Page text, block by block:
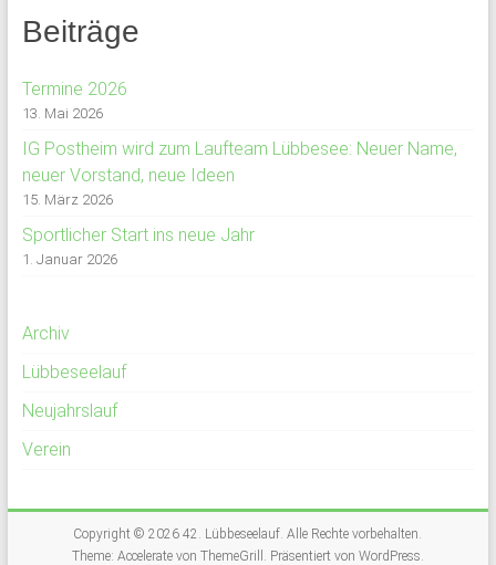
Beiträge
Termine 2026
13. Mai 2026
IG Postheim wird zum Laufteam Lübbesee: Neuer Name,
neuer Vorstand, neue Ideen
15. März 2026
Sportlicher Start ins neue Jahr
1. Januar 2026
Archiv
Lübbeseelauf
Neujahrslauf
Verein
Copyright © 202642. Lübbeseelauf. Alle Rechte vorbehalten.
Theme: Acceleratevon ThemeGrill. Präsentiert von WordPress.